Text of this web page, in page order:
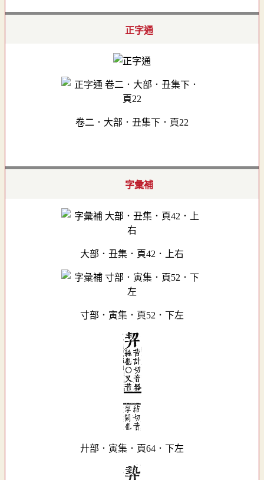
正字通
卷二．大部．丑集下．頁22
字彙補
大部．丑集．頁42．上右
寸部．寅集．頁52．下左
廾部．寅集．頁64．下左